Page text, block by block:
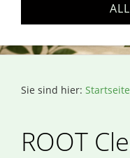
Sie sind hier: Startseite
ROOT